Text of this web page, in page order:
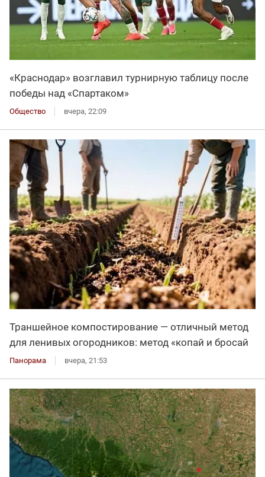
«Краснодар» возглавил турнирную таблицу после
победы над «Спартаком»
Общество вчера, 22:09
Траншейное компостирование — отличный метод
для ленивых огородников: метод «копай и бросай
Панорама вчера, 21:53